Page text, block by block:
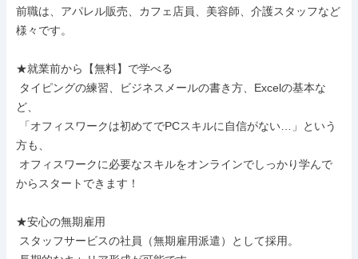
前職は、アパレル販売、カフェ店員、美容師、介護スタッフなど
様々です。
★就業前から【無料】で学べる
ど、
方も、
からスタートできます！
★安心の無期雇用